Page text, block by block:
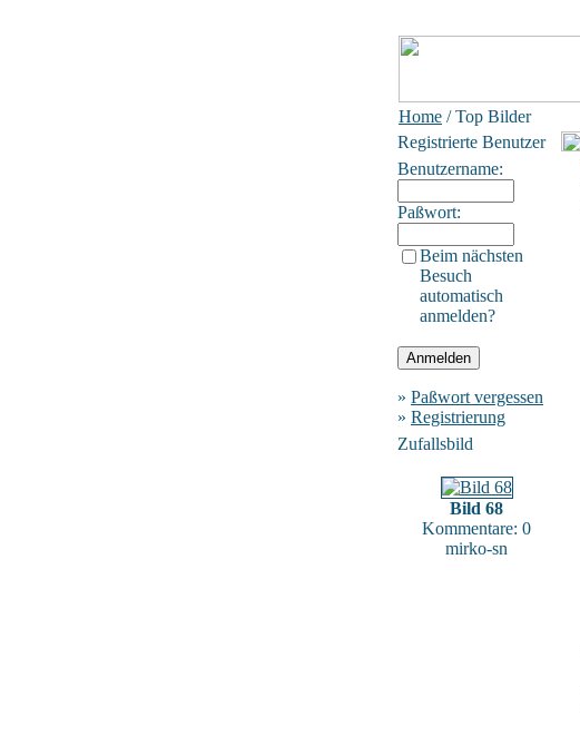
Home / Top Bilder
Registrierte Benutzer
Benutzername:
Paßwort:
Beim nächsten
Besuch
automatisch
anmelden?
» Paßwort vergessen
» Registrierung
Zufallsbild
Bild 68
Kommentare: 0
mirko-sn